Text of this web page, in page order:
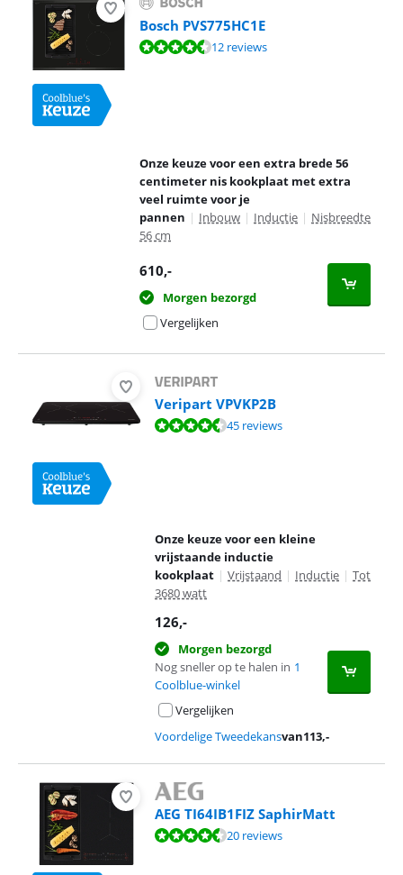
Bosch PVS775HC1E
Beoordeling is 9,2 van de 10, gebaseerd op 12 reviews.
12 reviews
Onze keuze voor een extra brede 56
centimeter nis kookplaat met extra
veel ruimte voor je
pannen | Inbouw | Inductie | Nisbreedte
56 cm
610,-
Morgen bezorgd
Vergelijken
Veripart VPVKP2B
Beoordeling is 8,9 van de 10, gebaseerd op 45 reviews.
45 reviews
Onze keuze voor een kleine
vrijstaande inductie
kookplaat | Vrijstaand | Inductie | Tot
3680 watt
126,-
Morgen bezorgd
Nog sneller op te halen in 1
Coolblue-winkel
Vergelijken
Voordelige Tweedekansvan113,-
AEG TI64IB1FIZ SaphirMatt
Beoordeling is 9,1 van de 10, gebaseerd op 20 reviews.
20 reviews